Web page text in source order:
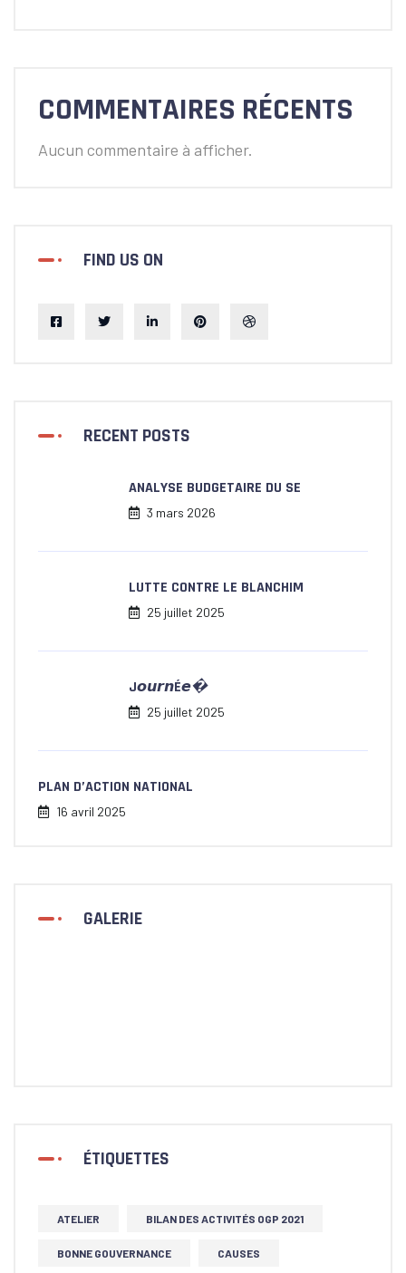
COMMENTAIRES RÉCENTS
Aucun commentaire à afficher.
FIND US ON
RECENT POSTS
ANALYSE BUDGETAIRE DU SE
3 mars 2026
LUTTE CONTRE LE BLANCHIM
25 juillet 2025
J𝙤𝙪𝙧𝙣É𝙚�
25 juillet 2025
PLAN D’ACTION NATIONAL
16 avril 2025
GALERIE
ÉTIQUETTES
ATELIER BILAN DES ACTIVITÉS OGP 2021
BONNE GOUVERNANCE CAUSES